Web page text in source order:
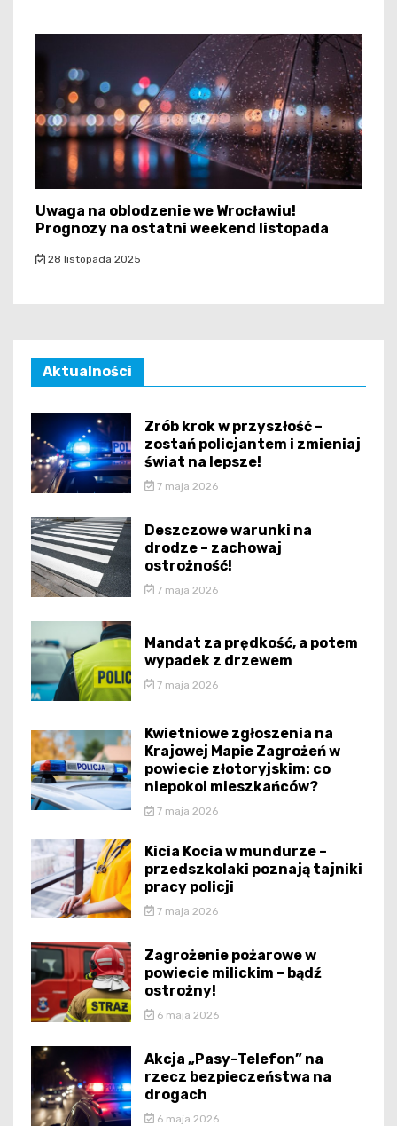
Uwaga na oblodzenie we Wrocławiu!
Prognozy na ostatni weekend listopada
28 listopada 2025
Aktualności
Zrób krok w przyszłość –
zostań policjantem i zmieniaj
świat na lepsze!
7 maja 2026
Deszczowe warunki na
drodze – zachowaj
ostrożność!
7 maja 2026
Mandat za prędkość, a potem
wypadek z drzewem
7 maja 2026
Kwietniowe zgłoszenia na
Krajowej Mapie Zagrożeń w
powiecie złotoryjskim: co
niepokoi mieszkańców?
7 maja 2026
Kicia Kocia w mundurze –
przedszkolaki poznają tajniki
pracy policji
7 maja 2026
Zagrożenie pożarowe w
powiecie milickim – bądź
ostrożny!
6 maja 2026
Akcja „Pasy–Telefon” na
rzecz bezpieczeństwa na
drogach
6 maja 2026